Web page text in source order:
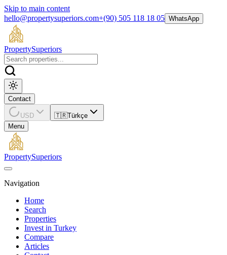
Skip to main content
hello@propertysuperiors.com+(90) 505 118 18 05 WhatsApp
PropertySuperiors
Contact
USD 🇹🇷Türkçe
Menu
PropertySuperiors
Navigation
Home
Search
Properties
Invest in Turkey
Compare
Articles